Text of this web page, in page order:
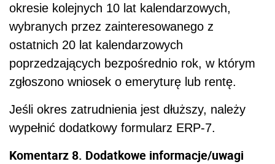
okresie kolejnych 10 lat kalendarzowych,
wybranych przez zainteresowanego z
ostatnich 20 lat kalendarzowych
poprzedzających bezpośrednio rok, w którym
zgłoszono wniosek o emeryturę lub rentę.
Jeśli okres zatrudnienia jest dłuższy, należy
wypełnić dodatkowy formularz ERP-7.
Komentarz 8. Dodatkowe informacje/uwagi